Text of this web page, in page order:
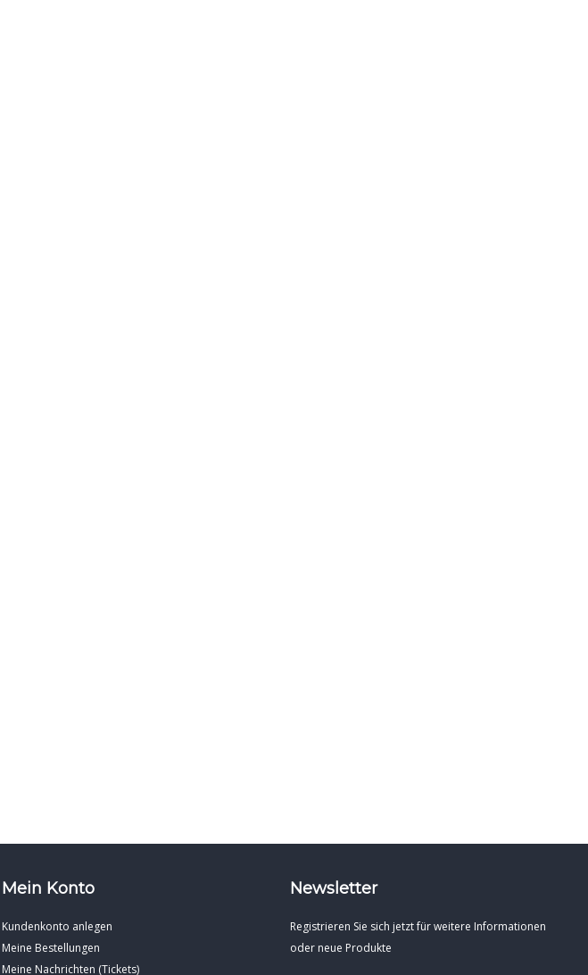
Mein Konto
Kundenkonto anlegen
Meine Bestellungen
Meine Nachrichten (Tickets)
Newsletter
Registrieren Sie sich jetzt für weitere Informationen
oder neue Produkte